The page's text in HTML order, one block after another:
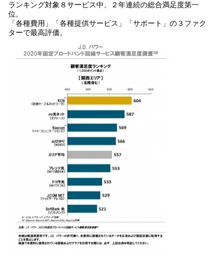
ランキング対象８サービス中、２年連続の総合満足度第一
位。
「各種費用」「各種提供サービス」「サポート」の３ファク
ターで最高評価。